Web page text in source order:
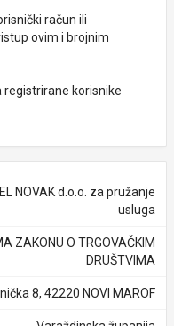
račun ili
ovim i brojnim
registrirane korisnike
NOVAK d.o.o. za pružanje
usluga
ZAKONU O TRGOVAČKIM
DRUŠTVIMA
8, 42220 NOVI MAROF